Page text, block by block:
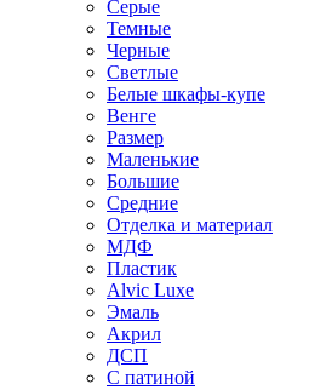
Серые
Темные
Черные
Светлые
Белые шкафы-купе
Венге
Размер
Маленькие
Большие
Средние
Отделка и материал
МДФ
Пластик
Alvic Luxe
Эмаль
Акрил
ДСП
С патиной